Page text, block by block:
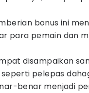
bonus ini
para pemain dan
disampaikan
seperti pelepas
benar menjadi